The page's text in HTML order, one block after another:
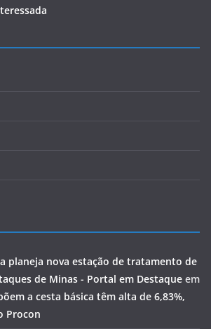
planeja nova estação de tratamento de
de Minas - Portal em Destaque em
a cesta básica têm alta de 6,83%,
Procon